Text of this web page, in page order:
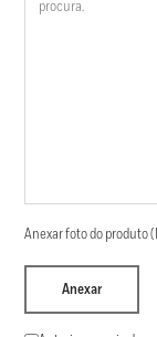
Anexar foto do produto
Anexar